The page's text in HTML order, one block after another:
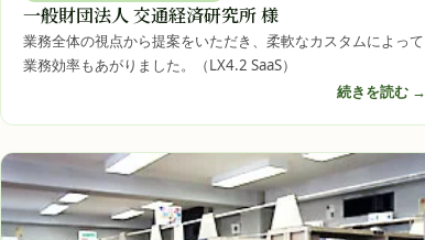
一般財団法人 交通経済研究所 様
業務全体の視点から提案をいただき、柔軟なカスタムによって
業務効率もあがりました。（LX4.2 SaaS）
続きを読む →